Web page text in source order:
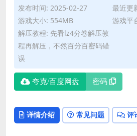
发布时间: 2025-02-27
最近更
游戏大小: 554MB
游戏平
解压教程: 先看lz4分卷解压教
程再解压，不然百分百密码错
误
夸克/百度网盘 密码
详情介绍 常见问题 评